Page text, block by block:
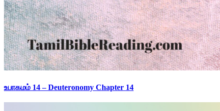
உபாகமம் 14 – Deuteronomy Chapter 14